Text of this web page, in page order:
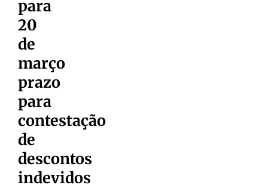
para
20
de
março
prazo
para
contestação
de
descontos
indevidos